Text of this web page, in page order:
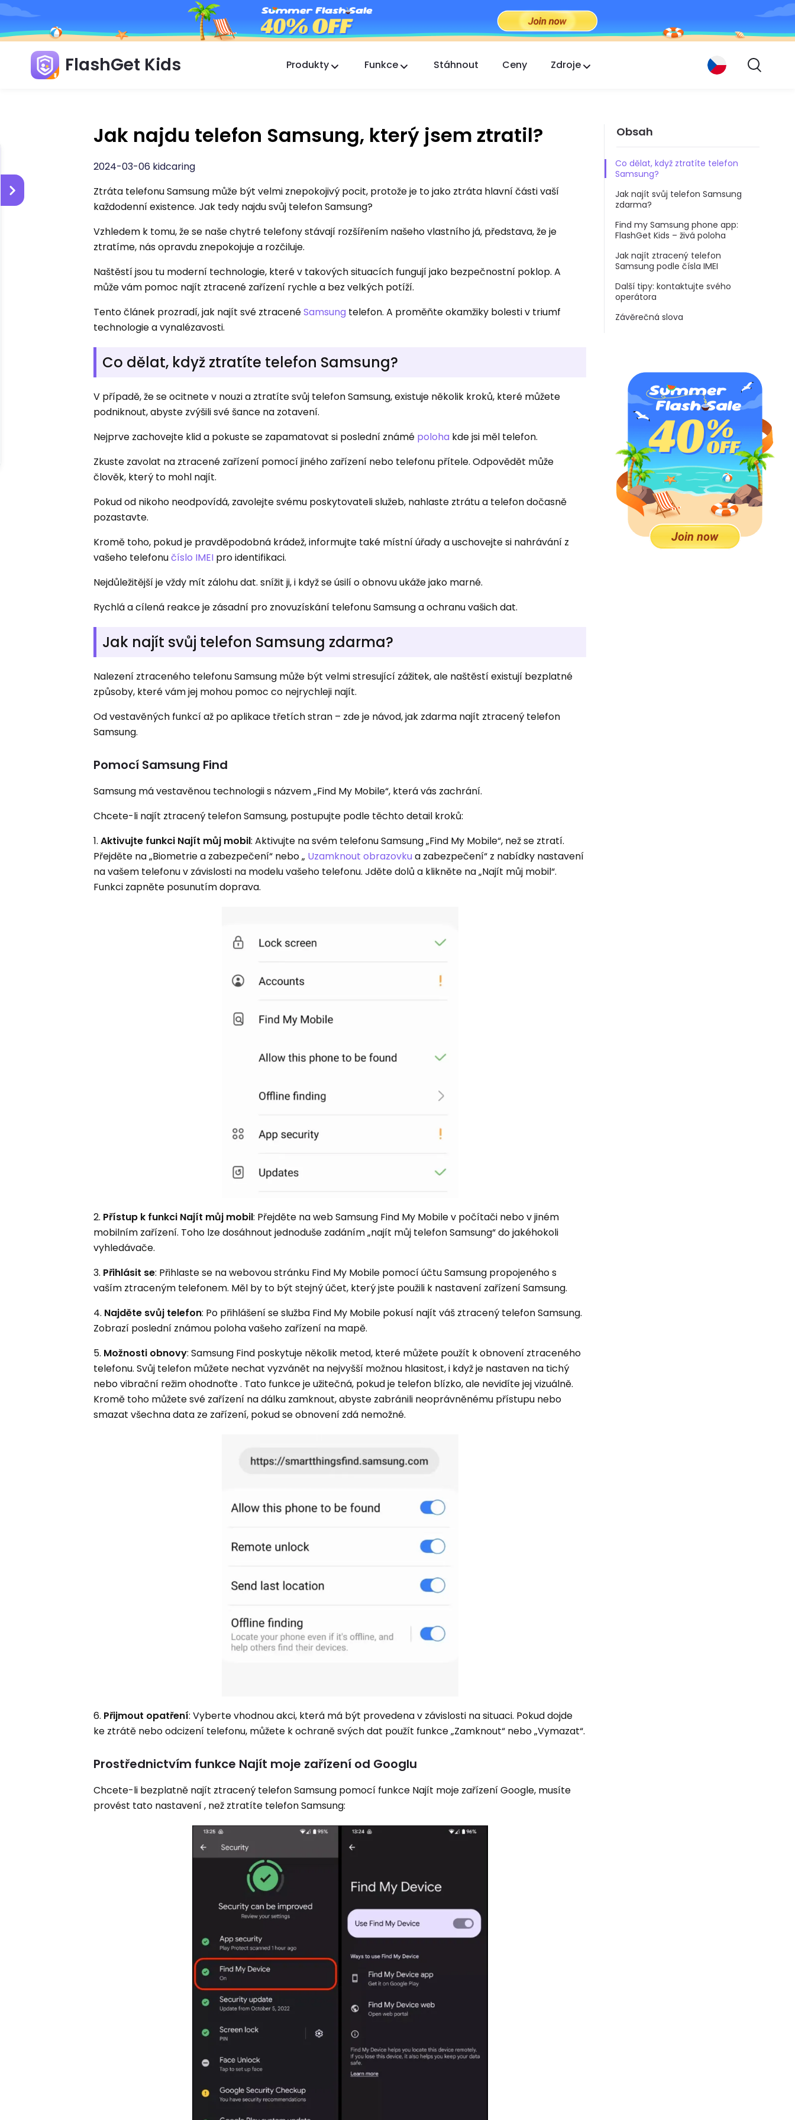
FlashGet Kids Produkty
FlashGet Finder
Funkce Stáhnout Ceny Zdroje
Jak najdu telefon Samsung, který jsem ztratil?
2024-03-06 kidcaring
Ztráta telefonu Samsung může být velmi znepokojivý pocit, protože je to jako ztráta hlavní části vaší
každodenní existence. Jak tedy najdu svůj telefon Samsung?
Vzhledem k tomu, že se naše chytré telefony stávají rozšířením našeho vlastního já, představa, že je
ztratíme, nás opravdu znepokojuje a rozčiluje.
Naštěstí jsou tu moderní technologie, které v takových situacích fungují jako bezpečnostní poklop. A
může vám pomoc najít ztracené zařízení rychle a bez velkých potíží.
Tento článek prozradí, jak najít své ztracenéSamsung telefon. A proměňte okamžiky bolesti v triumf
technologie a vynalézavosti.
Co dělat, když ztratíte telefon Samsung?
V případě, že se ocitnete v nouzi a ztratíte svůj telefon Samsung, existuje několik kroků, které můžete
podniknout, abyste zvýšili své šance na zotavení.
Nejprve zachovejte klid a pokuste se zapamatovat si poslední známé poloha kde jsi měl telefon.
Zkuste zavolat na ztracené zařízení pomocí jiného zařízení nebo telefonu přítele. Odpovědět může
člověk, který to mohl najít.
Pokud od nikoho neodpovídá, zavolejte svému poskytovateli služeb, nahlaste ztrátu a telefon dočasně
pozastavte.
Kromě toho, pokud je pravděpodobná krádež, informujte také místní úřady a uschovejte si nahrávání z
vašeho telefonučíslo IMEI pro identifikaci.
Nejdůležitější je vždy mít zálohu dat. snížit ji, i když se úsilí o obnovu ukáže jako marné.
Rychlá a cílená reakce je zásadní pro znovuzískání telefonu Samsung a ochranu vašich dat.
Jak najít svůj telefon Samsung zdarma?
Nalezení ztraceného telefonu Samsung může být velmi stresující zážitek, ale naštěstí existují bezplatné
způsoby, které vám jej mohou pomoc co nejrychleji najít.
Od vestavěných funkcí až po aplikace třetích stran – zde je návod, jak zdarma najít ztracený telefon
Samsung.
Pomocí Samsung Find
Samsung má vestavěnou technologii s názvem „Find My Mobile“, která vás zachrání.
Chcete-li najít ztracený telefon Samsung, postupujte podle těchto detail kroků:
1.Aktivujte funkci Najít můj mobil: Aktivujte na svém telefonu Samsung „Find My Mobile“, než se ztratí.
Přejděte na „Biometrie a zabezpečení“ nebo „ Uzamknout obrazovku a zabezpečení“ z nabídky nastavení
na vašem telefonu v závislosti na modelu vašeho telefonu. Jděte dolů a klikněte na „Najít můj mobil“.
Funkci zapněte posunutím doprava.
2. Přístup k funkci Najít můj mobil: Přejděte na web Samsung Find My Mobile v počítači nebo v jiném
mobilním zařízení. Toho lze dosáhnout jednoduše zadáním „najít můj telefon Samsung“ do jakéhokoli
vyhledávače.
3. Přihlásit se: Přihlaste se na webovou stránku Find My Mobile pomocí účtu Samsung propojeného s
vaším ztraceným telefonem. Měl by to být stejný účet, který jste použili k nastavení zařízení Samsung.
4. Najděte svůj telefon: Po přihlášení se služba Find My Mobile pokusí najít váš ztracený telefon Samsung.
Zobrazí poslední známou poloha vašeho zařízení na mapě.
5. Možnosti obnovy: Samsung Find poskytuje několik metod, které můžete použít k obnovení ztraceného
telefonu. Svůj telefon můžete nechat vyzvánět na nejvyšší možnou hlasitost, i když je nastaven na tichý
nebo vibrační režim ohodnoťte . Tato funkce je užitečná, pokud je telefon blízko, ale nevidíte jej vizuálně.
Kromě toho můžete své zařízení na dálku zamknout, abyste zabránili neoprávněnému přístupu nebo
smazat všechna data ze zařízení, pokud se obnovení zdá nemožné.
6. Přijmout opatření: Vyberte vhodnou akci, která má být provedena v závislosti na situaci. Pokud dojde
ke ztrátě nebo odcizení telefonu, můžete k ochraně svých dat použít funkce „Zamknout“ nebo „Vymazat“.
Prostřednictvím funkce Najít moje zařízení od Googlu
Chcete-li bezplatně najít ztracený telefon Samsung pomocí funkce Najít moje zařízení Google, musíte
provést tato nastavení , než ztratíte telefon Samsung:
Obsah
Co dělat, když ztratíte telefon
Samsung?
Jak najít svůj telefon Samsung
zdarma?
Find my Samsung phone app:
FlashGet Kids – živá poloha
Jak najít ztracený telefon
Samsung podle čísla IMEI
Další tipy: kontaktujte svého
operátora
Závěrečná slova